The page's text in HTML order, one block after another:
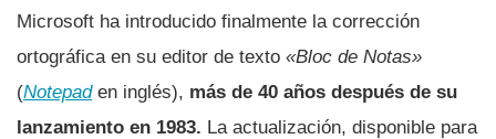
Microsoft ha introducido finalmente la corrección
ortográfica en su editor de texto «Bloc de Notas»
(Notepaden inglés), más de 40 años después de su
lanzamiento en 1983. La actualización, disponible para